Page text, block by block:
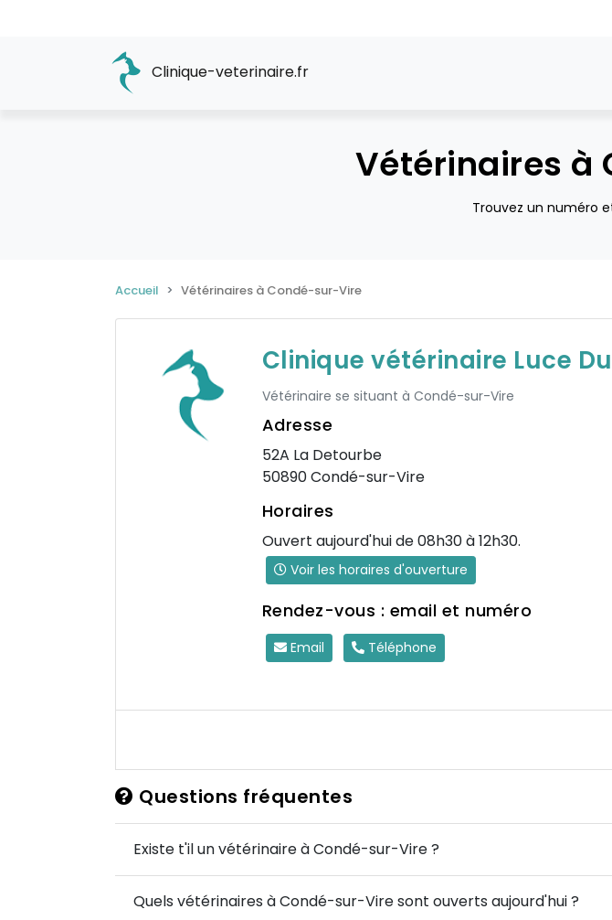
Clinique-veterinaire.fr
Vétérinaires à
Trouvez un numéro
Accueil Vétérinaires à Condé-sur-Vire
Clinique vétérinaire Luce
Vétérinaire se situant à Condé-sur-Vire
Adresse
52A La Detourbe
50890 Condé-sur-Vire
Horaires
Ouvert aujourd'hui de 08h30 à 12h30.
Voir les horaires d'ouverture
Rendez-vous : email et numéro
Email Téléphone
Questions fréquentes
Existe t'il un vétérinaire à Condé-sur-Vire ?
Quels vétérinaires à Condé-sur-Vire sont ouverts aujourd'hui ?